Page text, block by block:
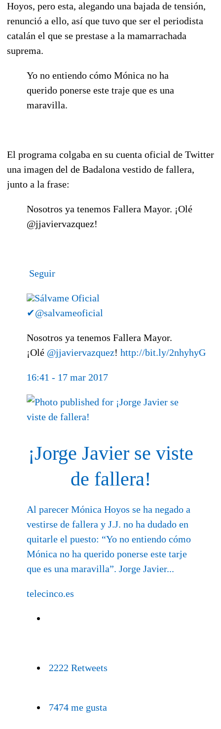
Hoyos, pero esta, alegando una bajada de tensión,
renunció a ello, así que tuvo que ser el periodista
catalán el que se prestase a la mamarrachada
suprema.
Yo no entiendo cómo Mónica no ha
querido ponerse este traje que es una
maravilla.
El programa colgaba en su cuenta oficial de Twitter
una imagen del de Badalona vestido de fallera,
junto a la frase:
Nosotros ya tenemos Fallera Mayor. ¡Olé
@jjaviervazquez!
Seguir
Sálvame Oficial
✔@salvameoficial
Nosotros ya tenemos Fallera Mayor.
¡Olé @jjaviervazquez! http://bit.ly/2nhyhyG
16:41 - 17 mar 2017
¡Jorge Javier se viste
de fallera!
Al parecer Mónica Hoyos se ha negado a
vestirse de fallera y J.J. no ha dudado en
quitarle el puesto: “Yo no entiendo cómo
Mónica no ha querido ponerse este tarje
que es una maravilla”. Jorge Javier...
telecinco.es
2222 Retweets
7474 me gusta